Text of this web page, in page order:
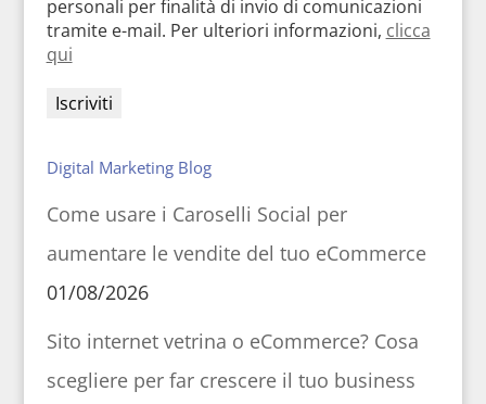
personali per finalità di invio di comunicazioni
tramite e-mail. Per ulteriori informazioni, clicca
qui
Digital Marketing Blog
Come usare i Caroselli Social per
aumentare le vendite del tuo eCommerce
01/08/2026
Sito internet vetrina o eCommerce? Cosa
scegliere per far crescere il tuo business